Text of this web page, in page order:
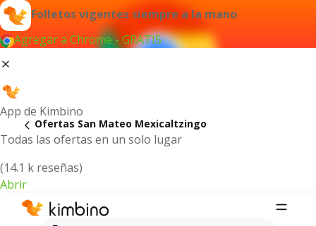
Folletos vigentes siempre a la mano
Agregar a Chrome - GRATIS
App de Kimbino
Todas las ofertas en un solo lugar
(14.1 k reseñas)
Abrir
Ofertas San Mateo Mexicaltzingo